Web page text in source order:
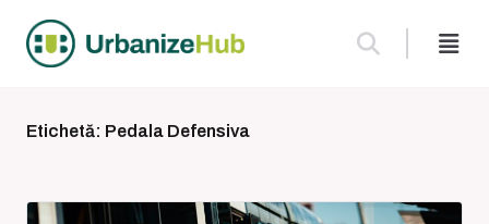
content
Etichetă: Pedala Defensiva